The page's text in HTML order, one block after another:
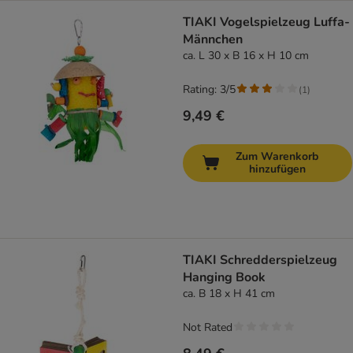
TIAKI Vogelspielzeug Luffa-
Männchen
ca. L 30 x B 16 x H 10 cm
9,49 €
Rating: 3/5 (1)
Zum Warenkorb
hinzufügen
TIAKI Schredderspielzeug
Hanging Book
ca. B 18 x H 41 cm
Not Rated